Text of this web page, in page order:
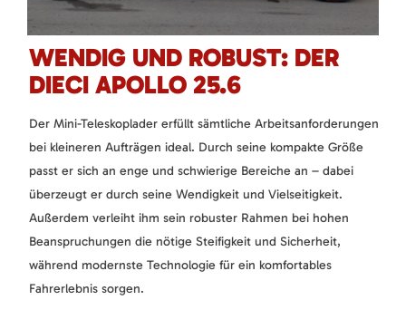
WENDIG UND ROBUST: DER
DIECI APOLLO 25.6
Der Mini-Teleskoplader erfüllt sämtliche Arbeitsanforderungen
bei kleineren Aufträgen ideal. Durch seine kompakte Größe
passt er sich an enge und schwierige Bereiche an – dabei
überzeugt er durch seine Wendigkeit und Vielseitigkeit.
Außerdem verleiht ihm sein robuster Rahmen bei hohen
Beanspruchungen die nötige Steifigkeit und Sicherheit,
während modernste Technologie für ein komfortables
Fahrerlebnis sorgen.